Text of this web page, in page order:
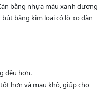
bằng nhựa màu xanh dương
bằng kim loại có lò xo đàn
đều hơn.
hơn và mau khô, giúp cho